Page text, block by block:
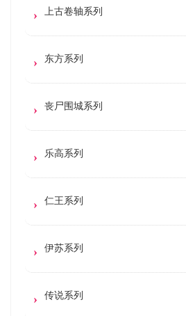
上古卷轴系列
东方系列
丧尸围城系列
乐高系列
仁王系列
伊苏系列
传说系列